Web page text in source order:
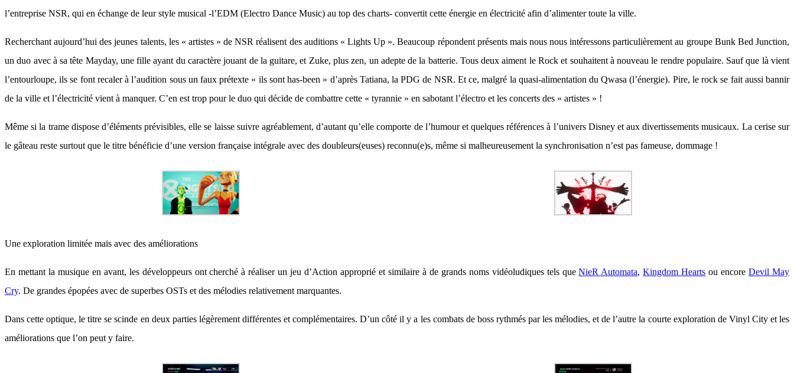
l’entreprise NSR, qui en échange de leur style musical -l’EDM (Electro Dance Music) au top des charts- convertit cette énergie en électricité afin d’alimenter toute la ville.
Recherchant aujourd’hui des jeunes talents, les « artistes » de NSR réalisent des auditions « Lights Up ». Beaucoup répondent présents mais nous nous intéressons particulièrement au groupe Bunk Bed Junction,
un duo avec à sa tête Mayday, une fille ayant du caractère jouant de la guitare, et Zuke, plus zen, un adepte de la batterie. Tous deux aiment le Rock et souhaitent à nouveau le rendre populaire. Sauf que là vient
l’entourloupe, ils se font recaler à l’audition sous un faux prétexte « ils sont has-been » d’après Tatiana, la PDG de NSR. Et ce, malgré la quasi-alimentation du Qwasa (l’énergie). Pire, le rock se fait aussi bannir
de la ville et l’électricité vient à manquer. C’en est trop pour le duo qui décide de combattre cette « tyrannie » en sabotant l’électro et les concerts des « artistes » !
Même si la trame dispose d’éléments prévisibles, elle se laisse suivre agréablement, d’autant qu’elle comporte de l’humour et quelques références à l’univers Disney et aux divertissements musicaux. La cerise sur
le gâteau reste surtout que le titre bénéficie d’une version française intégrale avec des doubleurs(euses) reconnu(e)s, même si malheureusement la synchronisation n’est pas fameuse, dommage !
Une exploration limitée mais avec des améliorations
En mettant la musique en avant, les développeurs ont cherché à réaliser un jeu d’Action approprié et similaire à de grands noms vidéoludiques tels queNieR Automata,Kingdom Hearts ou encoreDevil May
Cry. De grandes épopées avec de superbes OSTs et des mélodies relativement marquantes.
Dans cette optique, le titre se scinde en deux parties légèrement différentes et complémentaires. D’un côté il y a les combats de boss rythmés par les mélodies, et de l’autre la courte exploration de Vinyl City et les
améliorations que l’on peut y faire.